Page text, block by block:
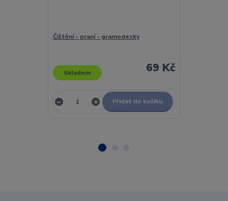
Čištění - praní - gramodesky
69 Kč
Skladem
Přidat do košíku